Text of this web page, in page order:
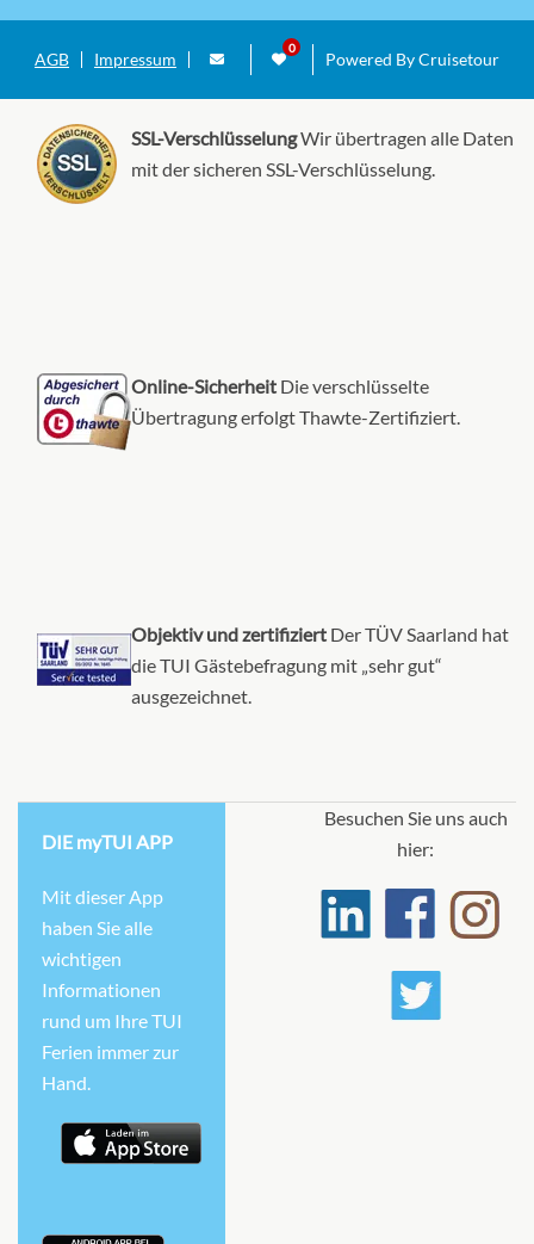
AGB Impressum Powered By Cruisetour
SSL-VerschlüsselungWir übertragen alle Daten
mit der sicheren SSL-Verschlüsselung.
Online-Sicherheit Die verschlüsselte
Übertragung erfolgt Thawte-Zertifiziert.
Objektiv und zertifiziert Der TÜV Saarland hat
die TUI Gästebefragung mit „sehr gut“
ausgezeichnet.
DIE myTUI APP
Mit dieser App
haben Sie alle
wichtigen
Informationen
rund um Ihre TUI
Ferien immer zur
Hand.
Besuchen Sie uns auch
hier: